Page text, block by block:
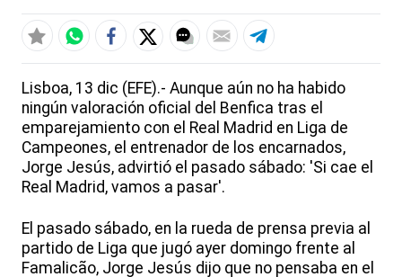
Lisboa, 13 dic (EFE).- Aunque aún no ha habido
ningún valoración oficial del Benfica tras el
emparejamiento con el Real Madrid en Liga de
Campeones, el entrenador de los encarnados,
Jorge Jesús, advirtió el pasado sábado: 'Si cae el
Real Madrid, vamos a pasar'.
El pasado sábado, en la rueda de prensa previa al
partido de Liga que jugó ayer domingo frente al
Famalicão, Jorge Jesús dijo que no pensaba en el